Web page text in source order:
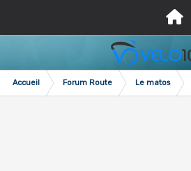
Accueil Forum Route Le matos